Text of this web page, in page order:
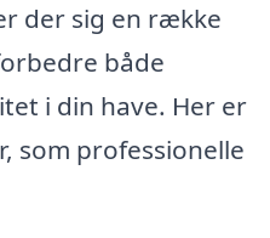
der sig en række
både
i din have. Her er
som professionelle